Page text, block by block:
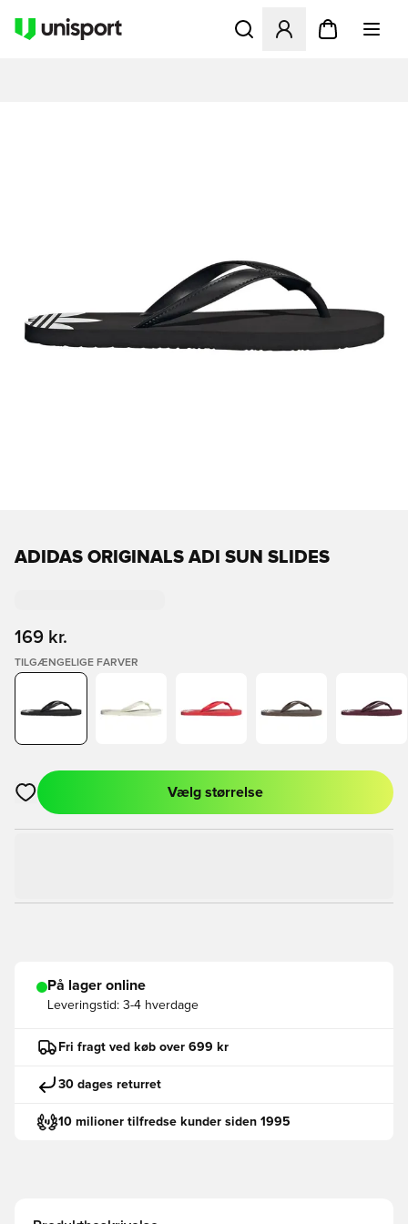
Åbner en Modal til at
ADIDAS ORIGINALS ADI SUN SLIDES
169 kr.
TILGÆNGELIGE FARVER
Åbner en Modal til at logge ind eller tilmelde dig som medlem
Vælg størrelse
På lager online
Leveringstid: 3-4 hverdage
Fri fragt ved køb over 699 kr
30 dages returret
10 milioner tilfredse kunder siden 1995